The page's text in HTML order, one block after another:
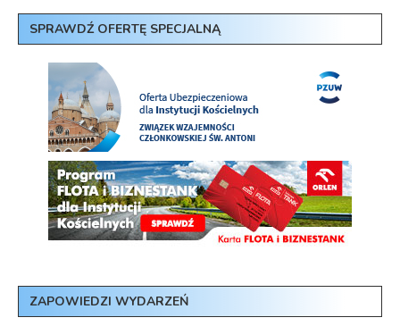
SPRAWDŹ OFERTĘ SPECJALNĄ
ZAPOWIEDZI WYDARZEŃ